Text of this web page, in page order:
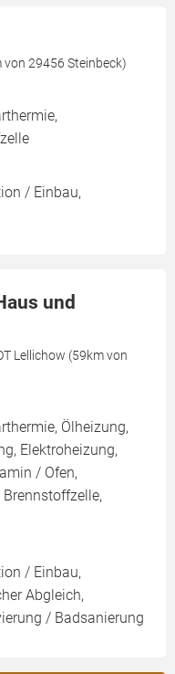
29456 Steinbeck)
/ Einbau,
und
Lellichow (59km von
Ölheizung,
Elektroheizung,
/ Ofen,
/ Einbau,
Abgleich,
/ Badsanierung